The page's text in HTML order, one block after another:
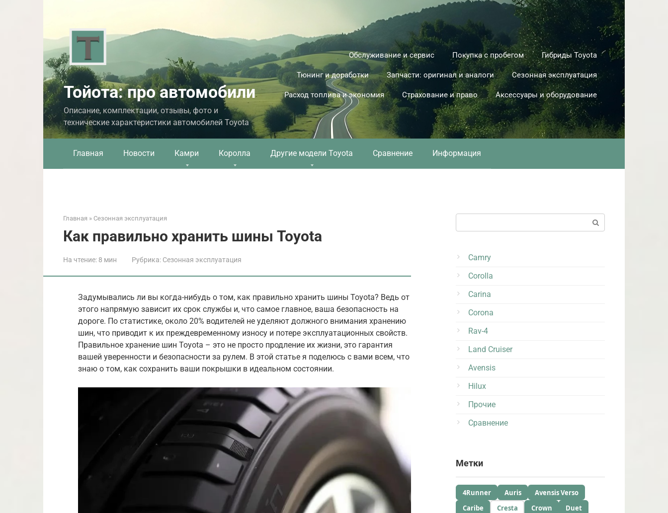
Тойота: про автомобили
Описание, комплектации, отзывы, фото и
технические характеристики автомобилей Toyota
Обслуживание и сервис Покупка с пробегом Гибриды Toyota
Тюнинг и доработки Запчасти: оригинал и аналоги Сезонная эксплуатация
Расход топлива и экономия Страхование и право Аксессуары и оборудование
Главная Новости Камри Королла Другие модели Toyota Сравнение Информация
Главная » Сезонная эксплуатация
Как правильно хранить шины Toyota
На чтение: 8 мин Рубрика: Сезонная эксплуатация
Задумывались ли вы когда-нибудь о том, как правильно хранить шины Toyota? Ведь от
этого напрямую зависит их срок службы и, что самое главное, ваша безопасность на
дороге. По статистике, около 20% водителей не уделяют должного внимания хранению
шин, что приводит к их преждевременному износу и потере эксплуатационных свойств.
Правильное хранение шин Toyota – это не просто продление их жизни, это гарантия
вашей уверенности и безопасности за рулем. В этой статье я поделюсь с вами всем, что
знаю о том, как сохранить ваши покрышки в идеальном состоянии.
Camry
Corolla
Carina
Corona
Rav-4
Land Cruiser
Avensis
Hilux
Прочие
Сравнение
Метки
4Runner Auris
Avensis Verso
Caribe
Cresta Crown
Duet